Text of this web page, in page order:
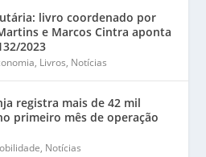
livro coordenado por
e Marcos Cintra aponta
2023
, Livros, Notícias
registra mais de 42 mil
primeiro mês de operação
, Notícias